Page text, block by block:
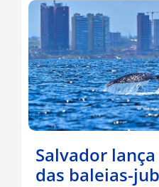
Salvador
das baleias-